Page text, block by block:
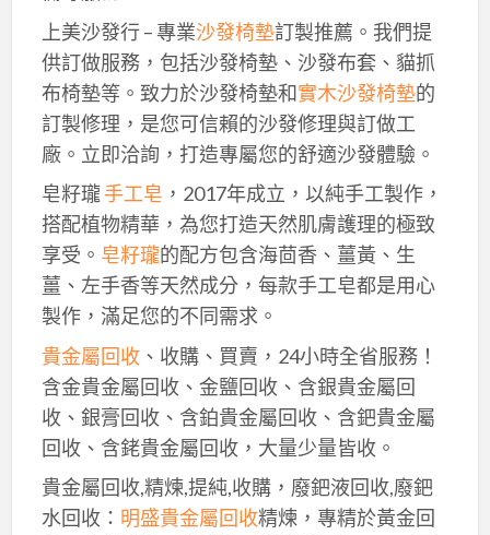
上美沙發行 – 專業沙發椅墊訂製推薦。我們提
供訂做服務，包括沙發椅墊、沙發布套、貓抓
布椅墊等。致力於沙發椅墊和實木沙發椅墊的
訂製修理，是您可信賴的沙發修理與訂做工
廠。立即洽詢，打造專屬您的舒適沙發體驗。
皂籽瓏手工皂 ，2017年成立，以純手工製作，
搭配植物精華，為您打造天然肌膚護理的極致
享受。 皂籽瓏的配方包含海茴香、薑黃、生
薑、左手香等天然成分，每款手工皂都是用心
製作，滿足您的不同需求。
貴金屬回收、收購、買賣，24小時全省服務！
含金貴金屬回收、金鹽回收、含銀貴金屬回
收、銀膏回收、含鉑貴金屬回收、含鈀貴金屬
回收、含銠貴金屬回收，大量少量皆收。
貴金屬回收,精煉,提純,收購，廢鈀液回收,廢鈀
水回收： 明盛貴金屬回收精煉，專精於黃金回